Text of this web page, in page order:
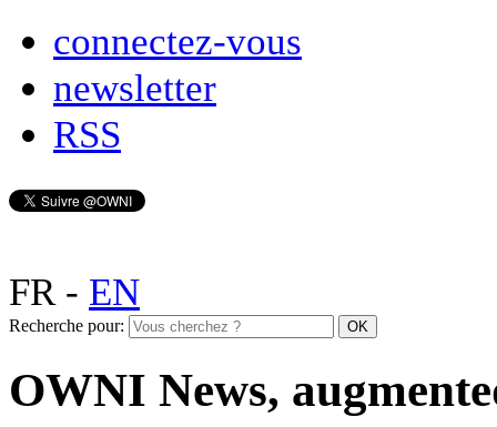
connectez-vous
newsletter
RSS
FR- EN
Recherche pour:
OWNI News,